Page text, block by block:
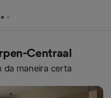
Centraal
da maneira certa